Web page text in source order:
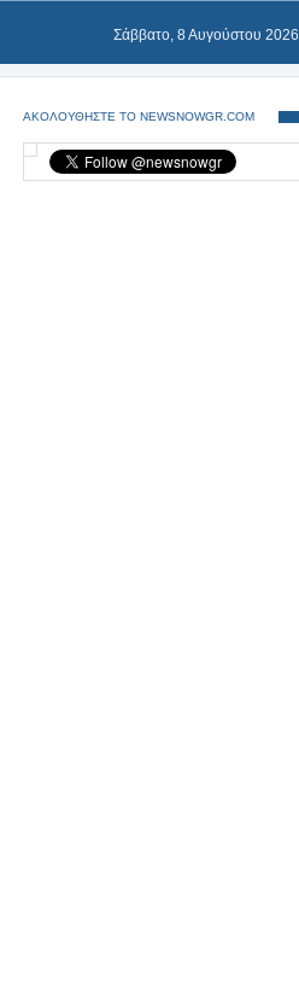
Σάββατο, 8 Αυγούστου 2026
ΑΚΟΛΟΥΘΗΣΤΕ ΤΟ NEWSNOWGR.COM